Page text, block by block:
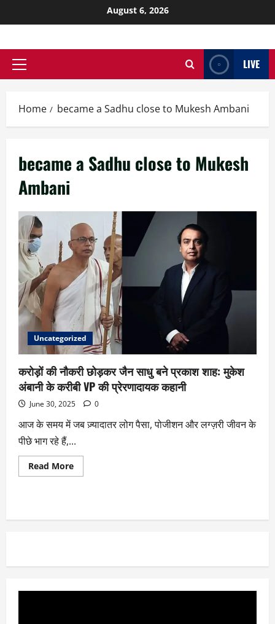
August 6, 2026
LIVE
Home became a Sadhu close to Mukesh Ambani
became a Sadhu close to Mukesh
Ambani
Uncategorized
करोड़ों की नौकरी छोड़कर जैन साधु बने प्रकाश शाह: मुकेश
अंबानी के करीबी VP की प्रेरणादायक कहानी
June 30, 2025 0
आज के समय में जब ज़्यादातर लोग पैसा, पोजीशन और लग्ज़री जीवन के
पीछे भाग रहे हैं,...
Read More